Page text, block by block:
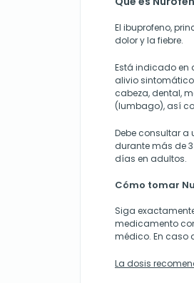
El ibuprofeno,
dolor y la fiebre.
Está indicado en
alivio
cabeza, dental,
(lumbago), así
Debe consultar a
durante más de
días en adultos.
Cómo tomar
Siga
medicamento
médico. En caso
La dosis